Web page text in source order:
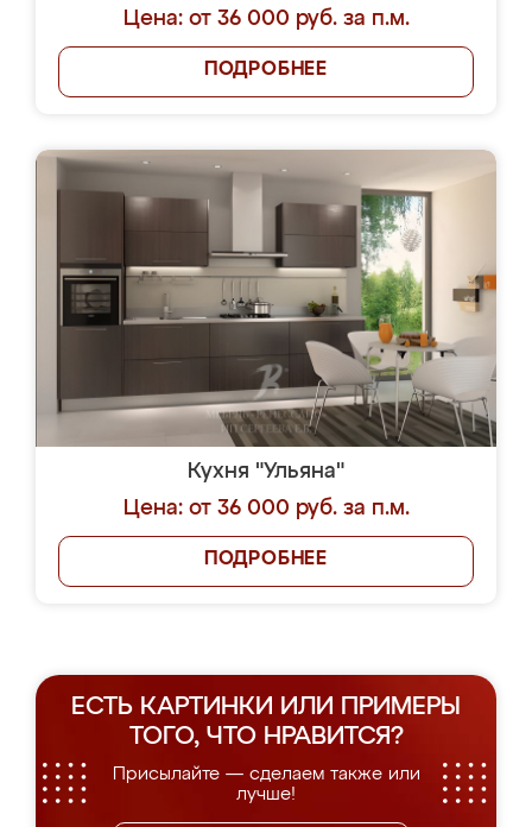
Цена: от 36 000 руб. за п.м.
ПОДРОБНЕЕ
Кухня "Ульяна"
Цена: от 36 000 руб. за п.м.
ПОДРОБНЕЕ
ЕСТЬ КАРТИНКИ ИЛИ ПРИМЕРЫ
ТОГО, ЧТО НРАВИТСЯ?
Присылайте — сделаем также или
лучше!